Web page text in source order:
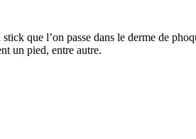
que l’on passe dans le derme de
un pied, entre autre.